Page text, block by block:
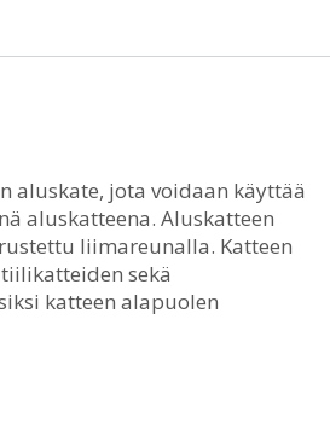
aluskate, jota voidaan käyttää
aluskatteena. Aluskatteen
liimareunalla. Katteen
sekä
katteen alapuolen